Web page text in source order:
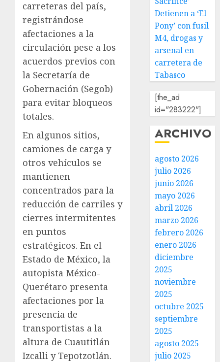
carreteras del país,
registrándose
afectaciones a la
circulación pese a los
acuerdos previos con
la Secretaría de
Gobernación (Segob)
para evitar bloqueos
totales.
En algunos sitios,
camiones de carga y
otros vehículos se
mantienen
concentrados para la
reducción de carriles y
cierres intermitentes
en puntos
estratégicos. En el
Estado de México, la
autopista México-
Querétaro presenta
afectaciones por la
presencia de
transportistas a la
altura de Cuautitlán
Izcalli y Tepotzotlán.
Detienen a ‘El
Pony’ con fusil
M4, drogas y
arsenal en
carretera de
Tabasco
[the_ad
id="283222"]
ARCHIVO
agosto 2026
julio 2026
junio 2026
mayo 2026
abril 2026
marzo 2026
febrero 2026
enero 2026
diciembre
2025
noviembre
2025
octubre 2025
septiembre
2025
agosto 2025
julio 2025